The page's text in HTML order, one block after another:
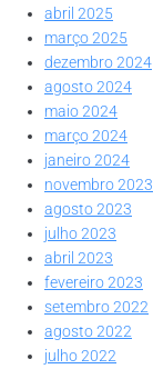
abril 2025
março 2025
dezembro 2024
agosto 2024
maio 2024
março 2024
janeiro 2024
novembro 2023
agosto 2023
julho 2023
abril 2023
fevereiro 2023
setembro 2022
agosto 2022
julho 2022